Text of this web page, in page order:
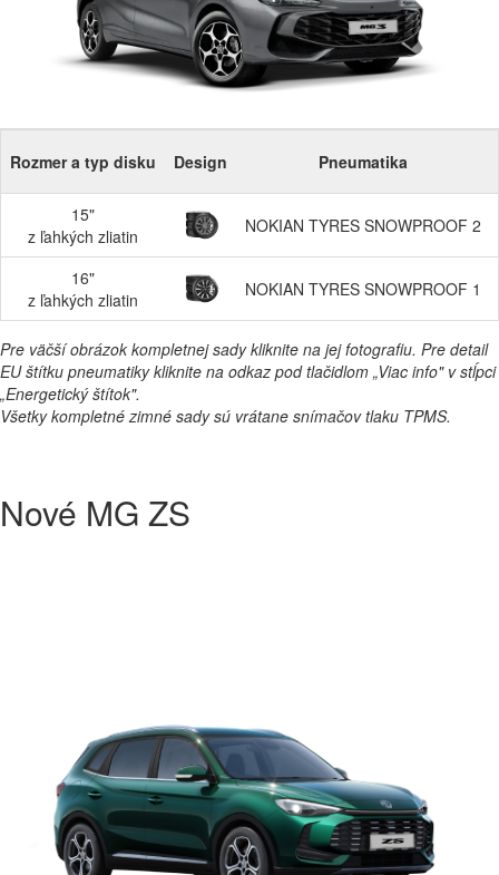
Rozmer a typ disku Design Pneumatika
15"
z ľahkých zliatin
NOKIAN TYRES SNOWPROOF 2
16"
z ľahkých zliatin
NOKIAN TYRES SNOWPROOF 1
Pre väčší obrázok kompletnej sady kliknite na jej fotografiu. Pre detail
EU štítku pneumatiky kliknite na odkaz pod tlačidlom „Viac info" v stĺpci
„Energetický štítok".
Všetky kompletné zimné sady sú vrátane snímačov tlaku TPMS.
Nové MG ZS